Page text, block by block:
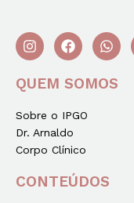
QUEM SOMOS
Sobre o IPGO
Dr. Arnaldo
Corpo Clínico
CONTEÚDOS